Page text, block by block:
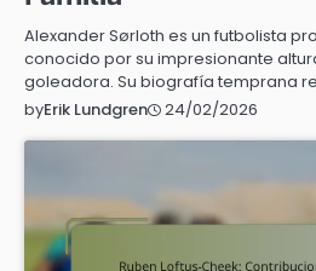
Alexander Sørloth es un futbolista
conocido por su impresionante
goleadora. Su biografía temprana
byErik Lundgren 24/02/2026